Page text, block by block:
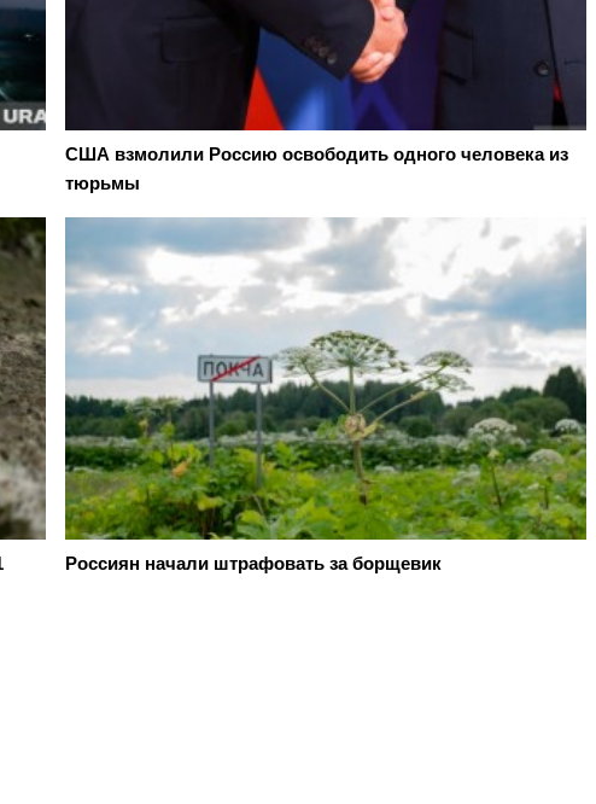
США взмолили Россию освободить одного человека из
тюрьмы
Россиян начали штрафовать за борщевик